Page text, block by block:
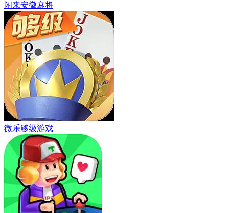
闲来安徽麻将
微乐够级游戏